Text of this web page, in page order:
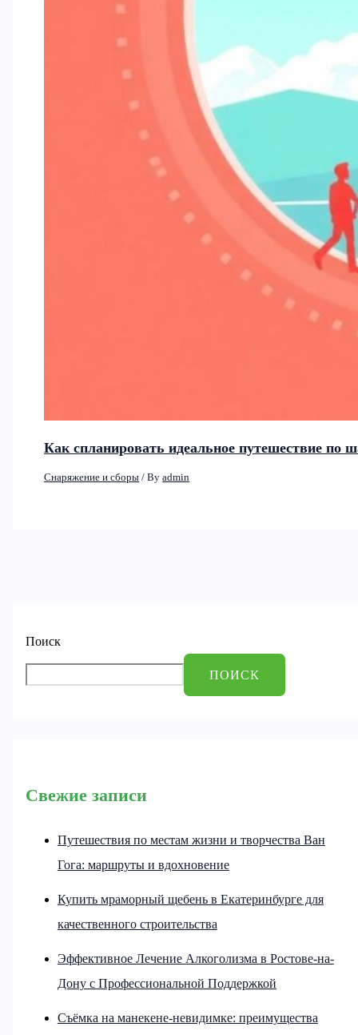
Поиск
ПОИСК
Свежие записи
Путешествия по местам жизни и творчества Ван
Гога: маршруты и вдохновение
Купить мраморный щебень в Екатеринбурге для
качественного строительства
Эффективное Лечение Алкоголизма в Ростове-на-
Дону с Профессиональной Поддержкой
Съёмка на манекене-невидимке: преимущества
Как спланировать идеальное путешествие по
Снаряжение и сборы / Byadmin